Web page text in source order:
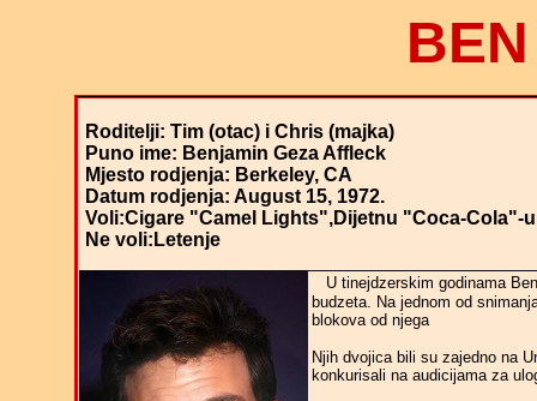
Roditelji: Tim (otac) i Chris (majka)
Puno ime: Benjamin Geza Affleck
Mjesto rodjenja: Berkeley, CA
Datum rodjenja: August 15, 1972.
Voli:Cigare "Camel Lights",Dijetnu "Coca-Cola"-u
Ne voli:Letenje
U tinejdzerskim godinama
budzeta. Na jednom od
blokova od njega
Njih dvojica bili su zajedno na
konkurisali na audicijama za